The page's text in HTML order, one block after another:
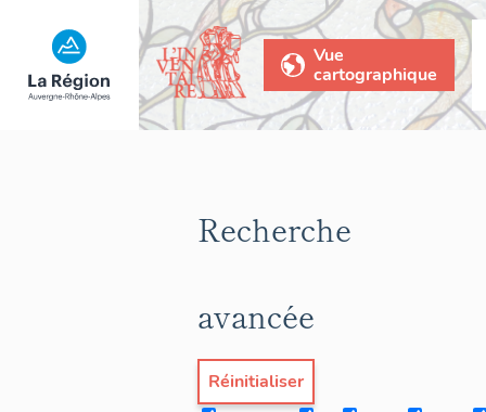
Vue
cartographique
Recherche
avancée
Réinitialiser